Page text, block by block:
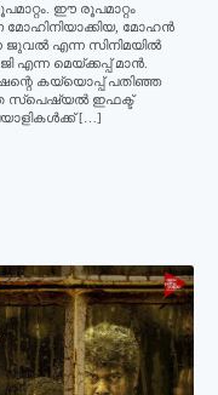
ഈ രൂപമാറ്റം
മോഹിനിയാക്കിയ, മോഹന്‍
ജുവല്‍ എന്ന സിനിമയില്‍
മെയ്ക്കപ്പ് മാന്‍.
കയ്യൊപ്പ് പതിഞ്ഞ
സ്‌പെഷ്യല്‍ ഇഫക്ട്
[…]